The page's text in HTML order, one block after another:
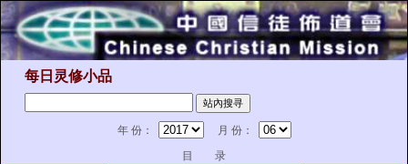
每日灵修小品
年 份：
月 份：
目 录